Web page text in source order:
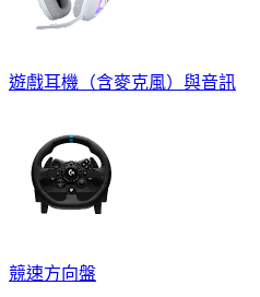
遊戲耳機（含麥克風）與音訊
競速方向盤